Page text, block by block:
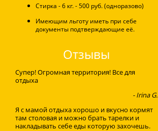
Стирка - 6 кг. - 500 руб. (одноразово)
Имеющим льготу иметь при себе
документы подтверждающие её.
Отзывы
Супер! Огромная территория! Все для
отдыха
- Irina G.
Я с мамой отдыха хорошо и вкусно кормят
там столовая и можно брать тарелки и
накладывать себе еды которую захочешь.